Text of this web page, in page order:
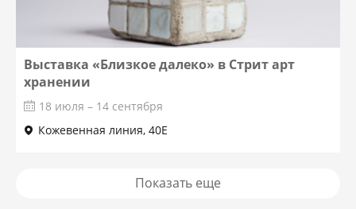
Выставка «Близкое далеко» в Стрит арт
хранении
18 июля – 14 сентября
Кожевенная линия, 40Е
Показать еще